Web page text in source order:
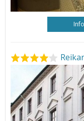
Info